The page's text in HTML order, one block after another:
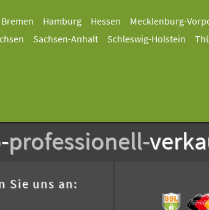
Bremen Hamburg Hessen Mecklenburg-
Sachsen-Anhalt Schleswig-Holstein
professionell-
Sie uns an: